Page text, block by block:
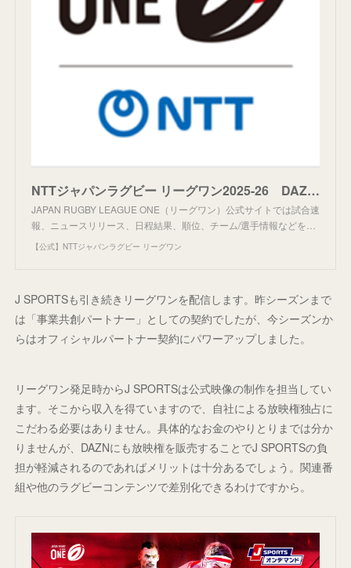
NTTジャパンラグビー リーグワン2025-26 DAZNとオフィシャルパートナー契約締結、全試合ライブ配信決定のお知らせ | 【公式】ジャパンラグビー リーグワン ニュース
JAPAN RUGBY LEAGUE ONE（リーグワン）公式サイトでは試合速
報、ニュースリリース、日程結果、順位、チーム/選手情報などを…
【公式】NTTジャパンラグビー リーグワン
J SPORTSも引き続きリーグワンを配信します。昨シーズンまで
は「事業共創パートナー」としての契約でしたが、今シーズンか
らはオフィシャルパートナー契約にパワーアップしました。
リーグワン発足時からJ SPORTSは公式映像の制作を担当してい
ます。そこから収入を得ていますので、自社による放映権独占に
こだわる必要はありません。具体的なお金のやりとりまでは分か
りませんが、DAZNにも放映権を販売することでJ SPORTSの負
担が軽減されるのであればメリットは十分あるでしょう。関連番
組や他のラグビーコンテンツで差別化できるわけですから。